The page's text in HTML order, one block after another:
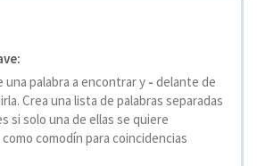
una palabra a encontrar y - delante de
Crea una lista de palabras separadas
si solo una de ellas se quiere
como comodín para coincidencias